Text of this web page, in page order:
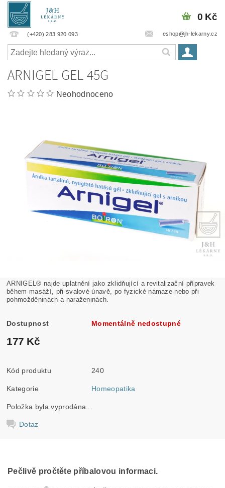
(+420) 283 920 093 eshop@jh-lekarny.cz
0 Kč
ARNIGEL GEL 45G
Neohodnoceno
ARNIGEL® najde uplatnění jako zklidňující a revitalizační přípravek
během masáží, při svalové únavě, po fyzické námaze nebo při
pohmožděninách a naraženinách.
Dostupnost Momentálně nedostupné
177 Kč
Kód produktu 240
Kategorie Homeopatika
Položka byla vyprodána...
Dotaz
Pečlivě pročtěte příbalovou informaci.